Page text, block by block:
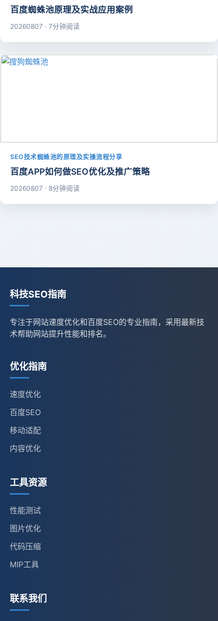
百度蜘蛛池原理及实战应用案例
20260807 · 7分钟阅读
SEO技术蜘蛛池的原理及实操流程分享
百度APP如何做SEO优化及推广策略
20260807 · 8分钟阅读
科技SEO指南
专注于网站速度优化和百度SEO的专业指南，采用最新技
术帮助网站提升性能和排名。
优化指南
速度优化
百度SEO
移动适配
内容优化
工具资源
性能测试
图片优化
代码压缩
MIP工具
联系我们